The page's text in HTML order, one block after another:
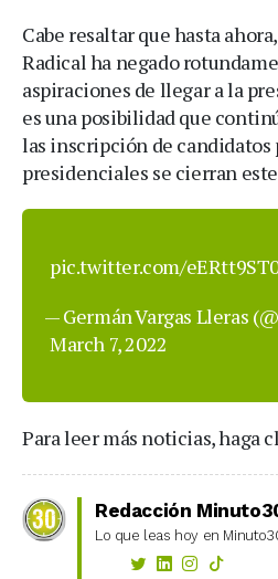
Cabe resaltar que hasta
Radical ha negado
aspiraciones de llegar a la
es una posibilidad que
las inscripción de candidatos
presidenciales se cierran
pic.twitter.com/
— Germán Vargas Lleras
March 7, 2022
Para leer más noticias, haga
Redacción
Lo que leas hoy en